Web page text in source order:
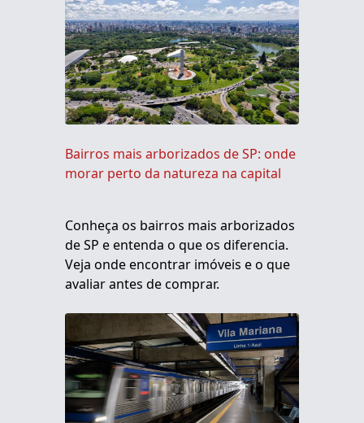
Bairros mais arborizados de SP: onde
morar perto da natureza na capital
Conheça os bairros mais arborizados
de SP e entenda o que os diferencia.
Veja onde encontrar imóveis e o que
avaliar antes de comprar.